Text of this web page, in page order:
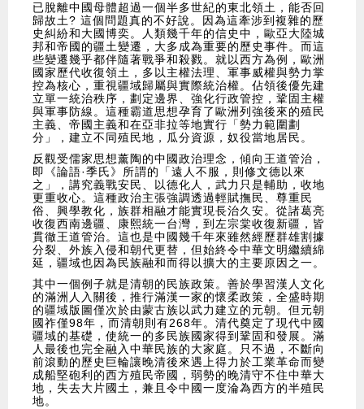
已脫離中國母體超過一個半多世紀的東北領土，能否回
歸故土? 這個問題真的不好說。因為這牽涉到複雜的歷
史糾紛和大國博奕。人類幾千年的信史中，歐亞大陸城
邦和帝國的疆土變遷，大多成為重要的歷史事件。而這
些變遷幾乎都伴隨著戰爭和殺戮。就以西方為例，歐洲
國家歷代收復領土，多以主權法理、軍事威權與勢力掌
控為核心，重視疆域歸屬與實際統治權。佔領後優先建
立單一統治秩序，劃定邊界、強化行政管控，鞏固主權
與軍事防線。這種霸道思想孕育了歐洲列強後來的殖民
主義、帝國主義和在亞非拉等地實行「勢力範圍劃
分」，建立不同殖民地，瓜分資源，奴役當地居民。
反觀受儒家思想薰陶的中國政治理念，傾向王道管治，
即《論語·季氏》所謂的「遠人不服，則修文德以來
之」，講究義戰安民、以德化人，武力只是輔助，收地
更重收心。這種政治主張強調透過輕賦撫民、尊重民
俗、興學教化，族群相融才能實現長治久安。從諸葛亮
收復西南邊疆、康熙統一台灣，到左宗棠收復新疆，皆
貫徹王道管治。這也是中國幾千年來雖然經歷群雄割據
分裂、外族入侵和朝代更替，但始終令中華文明繼續綿
延，疆域也因為民族融和而得以擴大的主要原因之一。
其中一個例子就是清朝的民族政策。善於學習漢人文化
的滿洲人入關後，推行滿漢一家的懷柔政策，全盛時期
的疆域版圖僅次於由蒙古族以武力建立的元朝。但元朝
國祚僅98年，而清朝則有268年。清代奠定了現代中國
疆域的基礎，使統一的多民族國家得到鞏固和發展。滿
人最後也完全融入中華民族的大家庭。只不過，不斷向
前滾動的歷史巨輪讓晚清後來遇上得力於工業革命而變
成船堅砲利的西方殖民帝國，弱勢的晚清守不住中華大
地，失去大片國土，兼且令中國一度淪為西方的半殖民
地。